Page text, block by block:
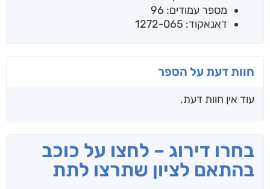
מספר עמודים: 96
דאנאקוד: 1272-065
חוות דעת על הספר
עוד אין חוות דעת.
בחרו דירוג – לחצו על כוכב
בהתאם לציון שתרצו לתת